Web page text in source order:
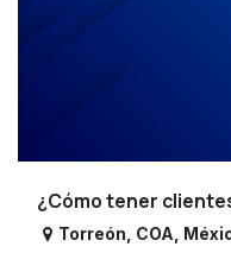
¿Cómo tener
Torreón COA